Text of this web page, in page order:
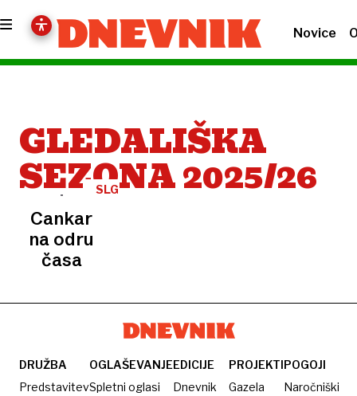
Novice
GLEDALIŠKA
SEZONA 2025/26
SLG
Cankar
na odru
časa
DRUŽBA
Predstavitev
OGLAŠEVANJE
Spletni oglasi
EDICIJE
Dnevnik
PROJEKTI
Gazela
POGOJI
Naročniški